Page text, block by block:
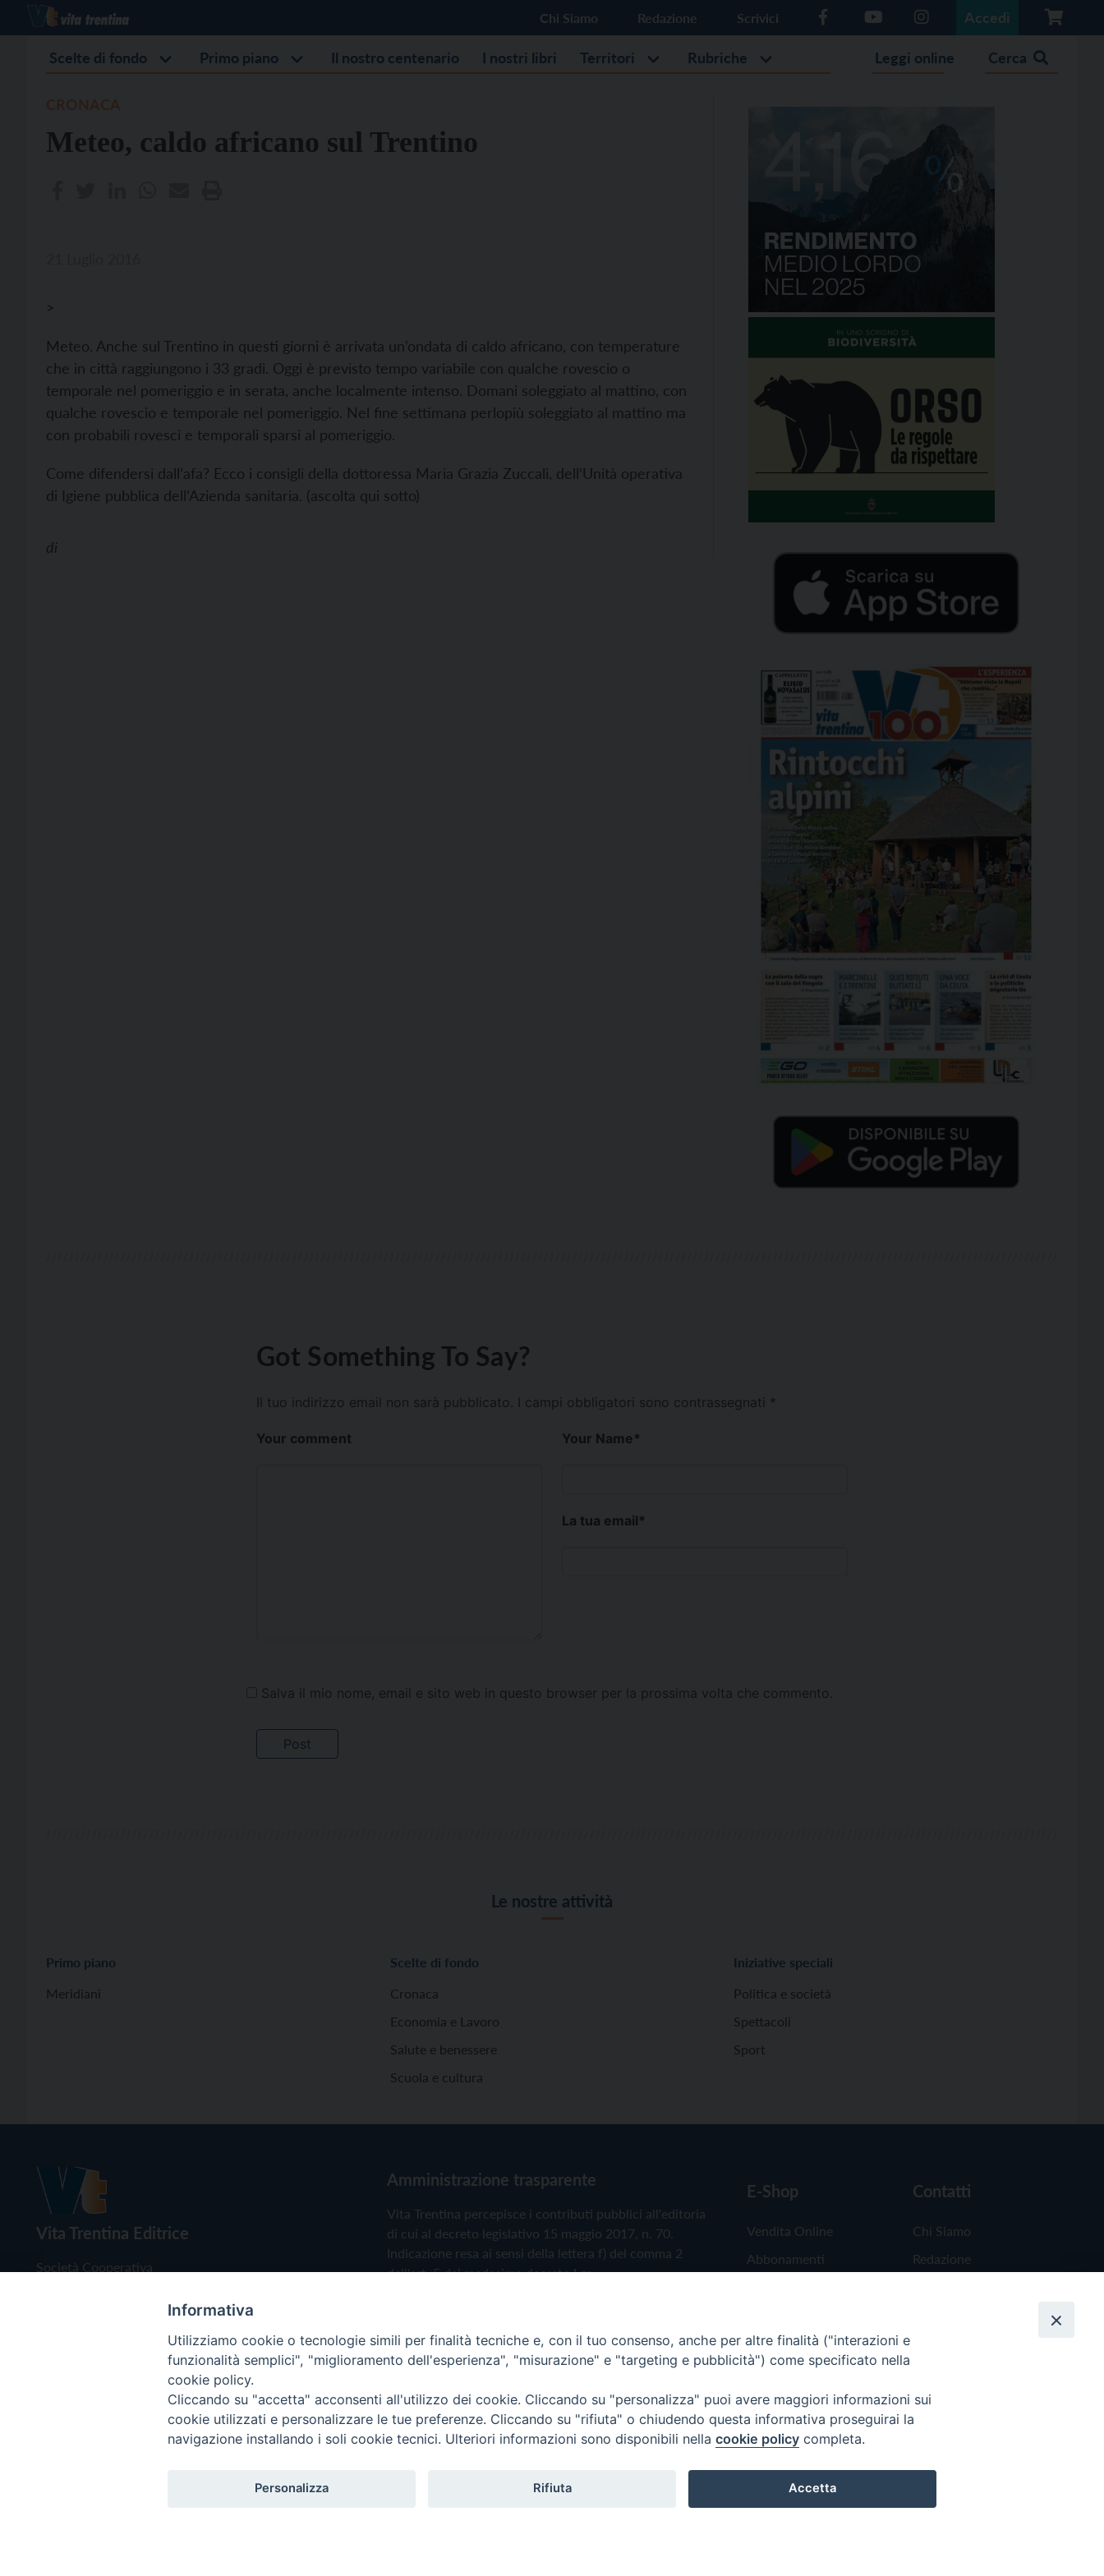
Chi Siamo Redazione Scrivici Accedi
Scelte di fondo Primo piano Il nostro centenario I nostri libri Territori Rubriche Leggi online Cerca
Meteo, caldo africano sul Trentino
>
Meteo. Anche sul Trentino in questi giorni è arrivata un’ondata di caldo africano, con temperature
che in città raggiungono i 33 gradi. Oggi è previsto tempo variabile con qualche rovescio o
temporale nel pomeriggio e in serata, anche localmente intenso. Domani soleggiato al mattino, con
qualche rovescio e temporale nel pomeriggio. Nel fine settimana perlopiù soleggiato al mattino ma
con probabili rovesci e temporali sparsi al pomeriggio.
Come difendersi dall’afa? Ecco i consigli della dottoressa Maria Grazia Zuccali, dell’Unità operativa
di Igiene pubblica dell’Azienda sanitaria. (ascolta qui sotto)
di
Got Something To Say?
Il tuo indirizzo email non sarà pubblicato. I campi obbligatori sono contrassegnati *
Your comment Your Name*
La tua email*
Salva il mio nome, email e sito web in questo browser per la prossima volta che commento.
Le nostre attività
Primo piano
Meridiani
Scelte di fondo
Cronaca
Economia e Lavoro
Salute e benessere
Scuola e cultura
Iniziative speciali
Politica e società
Spettacoli
Sport
Vita Trentina Editrice
Società Cooperativa
P.IVA e C.F. 00199960220
Amministrazione trasparente
Vita Trentina percepisce i contributi pubblici all'editoria
di cui al decreto legislativo 15 maggio 2017, n. 70.
Indicazione resa ai sensi della lettera f) del comma 2
dell'art. 5 del medesimo decreto Lgs.
Settimanali Cattolici), ha aderito allo IAP (Istituto
dell'Autodisciplina Pubblicitaria) accettando il Codice di
Autodisciplina della Comunicazione Commerciale
Privacy Policy Cookie Policy
E-Shop
Vendita Online
Abbonamenti
Contatti
Chi Siamo
Redazione
Copyright © 2019 - Tutti i diritti riservati - Vita Trentina Editrice
Informativa
Utilizziamo cookie o tecnologie simili per finalità tecniche e, con il tuo consenso, anche per altre finalità ("interazioni e
funzionalità semplici", "miglioramento dell'esperienza", "misurazione" e "targeting e pubblicità") come specificato nella
cookie policy.
Cliccando su "accetta" acconsenti all'utilizzo dei cookie. Cliccando su "personalizza" puoi avere maggiori informazioni sui
cookie utilizzati e personalizzare le tue preferenze. Cliccando su "rifiuta" o chiudendo questa informativa proseguirai la
navigazione installando i soli cookie tecnici. Ulteriori informazioni sono disponibili nella cookie policy completa.
Personalizza Rifiuta Accetta